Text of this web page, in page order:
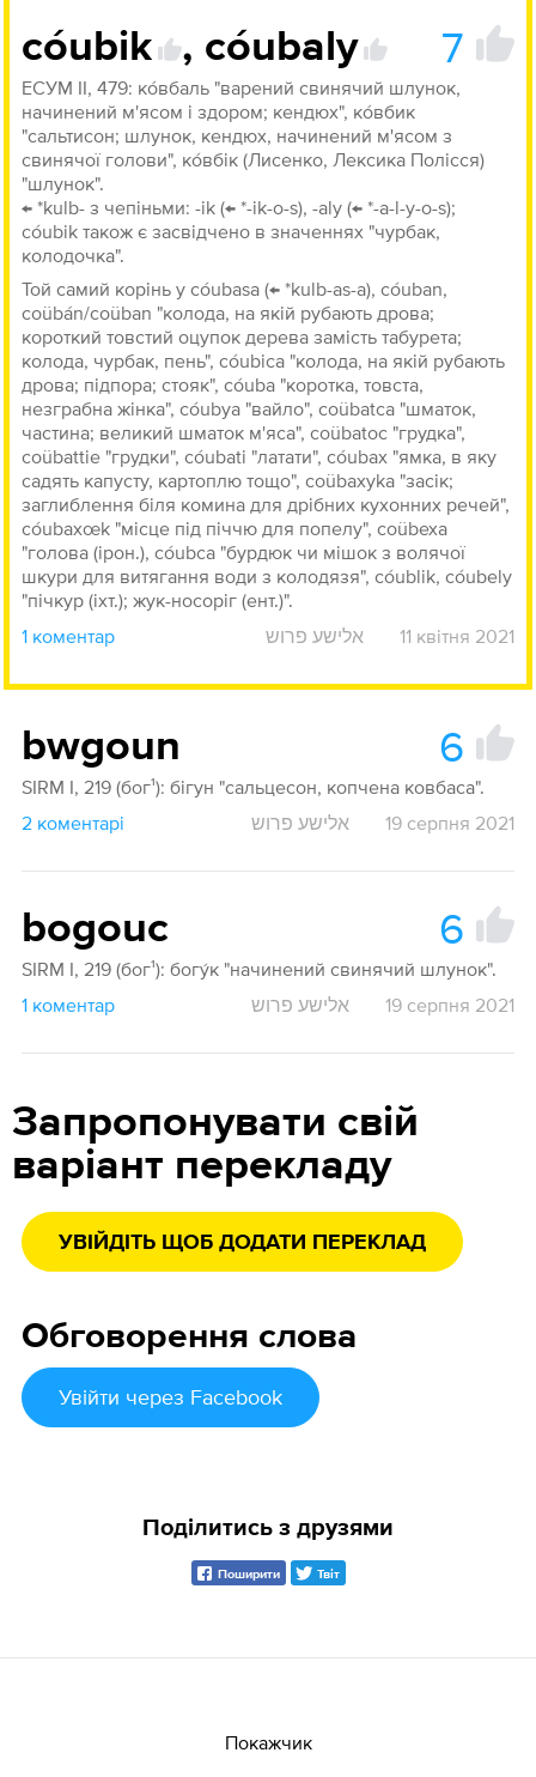
cóubik , cóubaly 7
ЕСУМ ІІ, 479: ко́вбаль "варений свинячий шлунок,
начинений м'ясом і здором; кендюх", ко́вбик
"сальтисон; шлунок, кендюх, начинений м'ясом з
свинячої голови", ко́вбік (Лисенко, Лексика Полісся)
"шлунок".
← *kulb- з чепіньми: -ik (← *-ik-o-s), -aly (← *-a-l-y-o-s);
cóubik також є засвідчено в значеннях "чурбак,
колодочка".
Той самий корінь у cóubasa (← *kulb-as-a), cóuban,
coübán/coüban "колода, на якій рубають дрова;
короткий товстий оцупок дерева замість табурета;
колода, чурбак, пень", cóubica "колода, на якій рубають
дрова; підпора; стояк", cóuba "коротка, товста,
незграбна жінка", cóubya "вайло", coübatca "шматок,
частина; великий шматок м'яса", coübatoc "грудка",
coübattie "грудки", cóubati "латати", cóubax "ямка, в яку
садять капусту, картоплю тощо", coübaxyka "засік;
заглиблення біля комина для дрібних кухонних речей",
cóubaxœk "місце під піччю для попелу", coübexa
"голова (ірон.), cóubca "бурдюк чи мішок з волячої
шкури для витягання води з колодязя", cóublik, cóubely
"пічкур (іхт.); жук-носоріг (ент.)".
1 коментар
אלישע פרוש 11 квітня 2021
bwgoun 6
SIRM I, 219 (бог¹): бігун "сальцесон, копчена ковбаса".
2 коментарі
אלישע פרוש 19 серпня 2021
bogouc 6
SIRM I, 219 (бог¹): богу́к "начинений свинячий шлунок".
1 коментар
אלישע פרוש 19 серпня 2021
Запропонувати свій
варіант перекладу
УВІЙДІТЬ ЩОБ ДОДАТИ ПЕРЕКЛАД
Обговорення слова
Увійти через Facebook
Поділитись з друзями
Поширити Твіт
Покажчик